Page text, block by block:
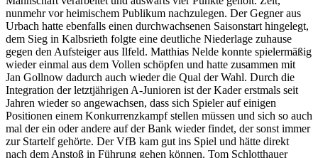
nunmehr vor heimischem Publikum nachzulegen. Der Gegner aus
Urbach hatte ebenfalls einen durchwachsenen Saisonstart hingelegt,
dem Sieg in Kalbsrieth folgte eine deutliche Niederlage zuhause
gegen den Aufsteiger aus Ilfeld. Matthias Nelde konnte spielermäßig
wieder einmal aus dem Vollen schöpfen und hatte zusammen mit
Jan Gollnow dadurch auch wieder die Qual der Wahl. Durch die
Integration der letztjährigen A-Junioren ist der Kader erstmals seit
Jahren wieder so angewachsen, dass sich Spieler auf einigen
Positionen einem Konkurrenzkampf stellen müssen und sich so auch
mal der ein oder andere auf der Bank wieder findet, der sonst immer
zur Startelf gehörte. Der VfB kam gut ins Spiel und hätte direkt
nach dem Anstoß in Führung gehen können. Tom Schlotthauer